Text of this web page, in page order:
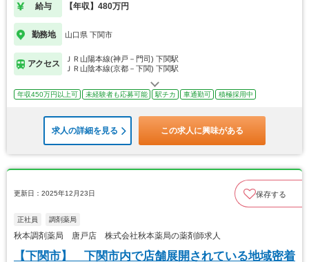
給与 【年収】480万円
勤務地 山口県 下関市
アクセス
ＪＲ山陽本線(神戸－門司) 下関駅
ＪＲ山陰本線(京都－下関) 下関駅
年収450万円以上可 未経験者も応募可能 駅チカ 車通勤可 積極採用中
求人の詳細を見る この求人に興味がある
更新日：2025年12月23日 保存する
正社員 調剤薬局
秋本調剤薬局 唐戸店 株式会社秋本薬局の薬剤師求人
【下関市】 下関市内で店舗展開されている地域密着